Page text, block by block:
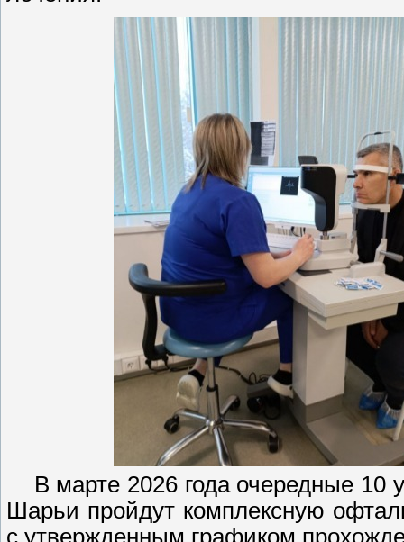
В марте 2026 года очередные 10
Шарьи пройдут комплексную
с утвержденным графиком